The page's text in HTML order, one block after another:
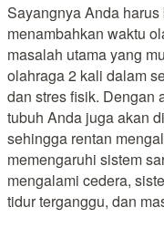
Sayangnya Anda
menambahkan waktu
masalah utama yang
olahraga 2 kali dalam
dan stres fisik. Dengan
tubuh Anda juga akan
sehingga rentan
memengaruhi sistem
mengalami cedera,
tidur terganggu, dan